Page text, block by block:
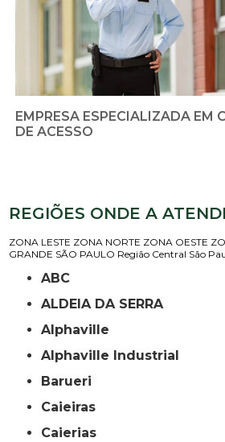
EMPRESA ESPECIALIZADA EM
DE ACESSO
REGIÕES ONDE A
ZONA LESTE ZONA NORTE ZONA OESTE
GRANDE SÃO PAULO Região Central São
ABC
ALDEIA DA SERRA
Alphaville
Alphaville Industrial
Barueri
Caieiras
Caierias